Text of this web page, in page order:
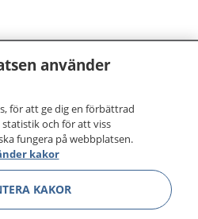
hälsa och vård
hälsa och information om
du kan kontakta.
journal och göra dina
använder
för att ge dig en förbättrad
och för att viss
fungera på webbplatsen.
kakor
KAKOR